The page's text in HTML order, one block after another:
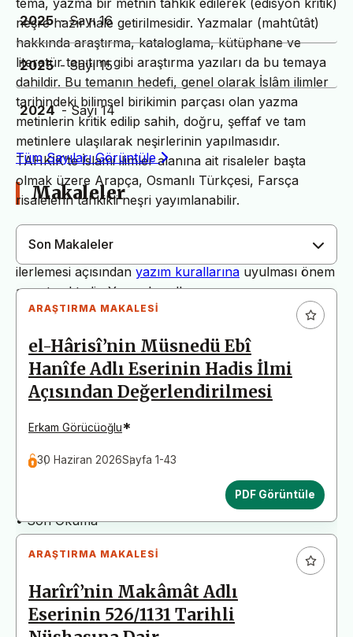
tema, yazma bir metnin tahkik edilerek (edisyon kritik)
neşre hazır hale getirilmesidir. Yazmalar (mahtûtât)
hakkında araştırma, kataloglama, kütüphane ve
literatür tanıtımı gibi araştırma yazıları da bu temaya
dahildir. Bu temanın hedefi, genel olarak İslâm ilimler
tarihindeki bilimsel birikimin parçası olan yazma
metinlerin kritik edilip sahih, doğru, şeffaf ve tam
metinlere ulaşılarak neşirlerinin yapılmasıdır.
TAHKİK’te İslami ilimler alanına ait risaleler başta
olmak üzere Arapça, Osmanlı Türkçesi, Farsça
risalelerin tahkikli neşri yayımlanabilir.
Dergimiz yayın süreçlerinin daha hızlı ve sağlıklı
ilerlemesi açısından yazım kurallarına uyulması önem
arz etmektedir. Yazım kurallarına uymayan
başvurular değerlendirme aşamasına alınmadan iade
edilecektir. Bu nedenle çalışmalarınızı yüklemeden
önce çalışmanızın yazım kurallarına uygun olarak
düzenlendiğinden emin olunuz.
Yayın İnceleme Süreci (Yaklaşık 130 Gün)
• Editör İncelemesi
• Şekilsel ve Etik Ön İnceleme
• Son Okuma
2025 - Sayı 16
2025 - Sayı 15
2024 - Sayı 14
Tüm Sayıları Görüntüle
Makaleler
Son Makaleler
ARAŞTIRMA MAKALESI
el-Hârisî’nin Müsnedü Ebî
Hanîfe Adlı Eserinin Hadis İlmi
Açısından Değerlendirilmesi
Erkam Görücüoğlu*
30 Haziran 2026Sayfa 1-43
PDF Görüntüle
ARAŞTIRMA MAKALESI
Harîrî’nin Makâmât Adlı
Eserinin 526/1131 Tarihli